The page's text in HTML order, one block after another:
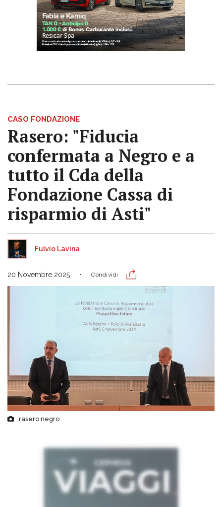
CASO FONDAZIONE
Rasero: "Fiducia
confermata a Negro e a
tutto il Cda della
Fondazione Cassa di
risparmio di Asti"
Fulvio Lavina
20 Novembre 2025 Condividi
rasero negro